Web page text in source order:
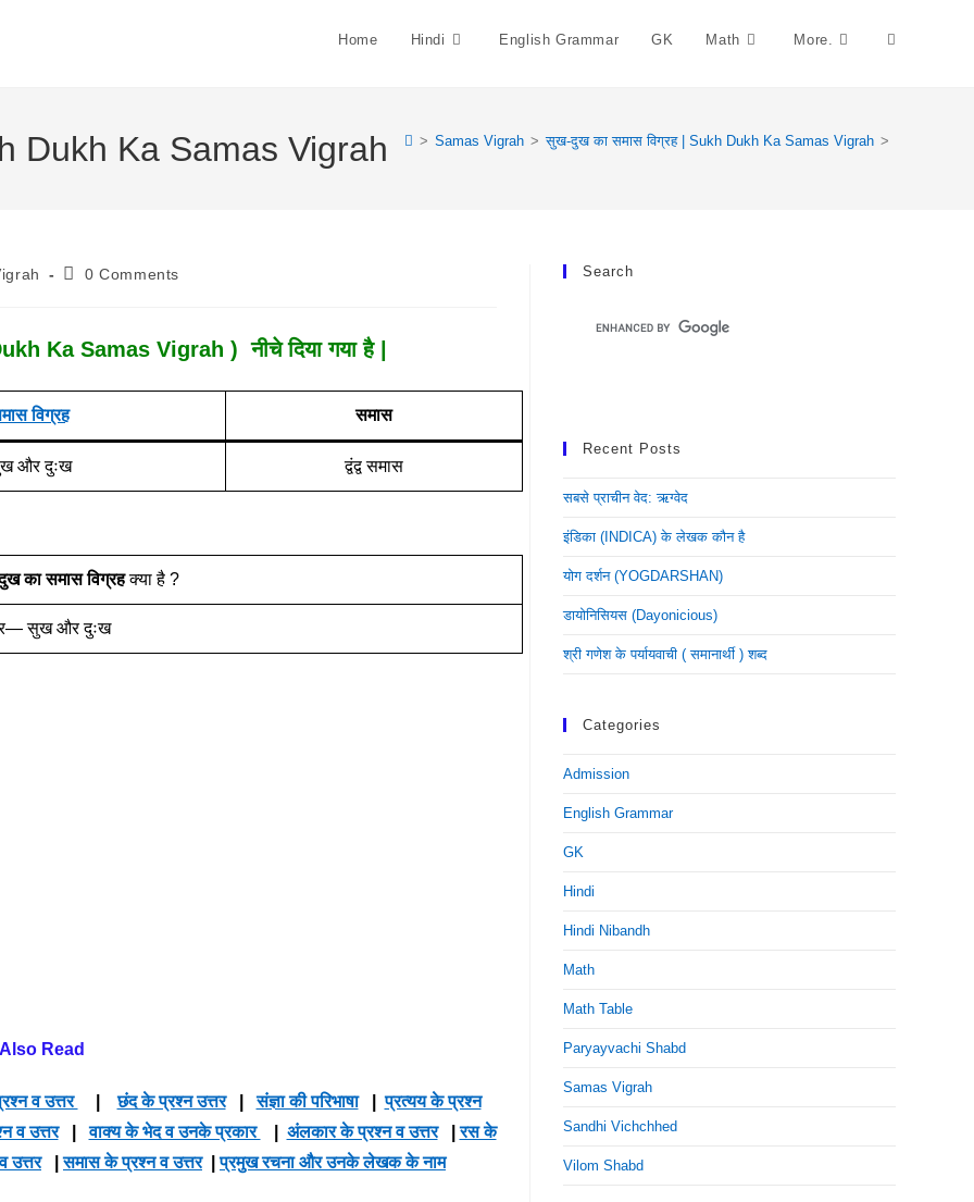
Home Hindi English Grammar GK Math More. Toggle
Dukh Ka Samas Vigrah > Samas Vigrah > सुख-दुख का समास विग्रह | Sukh Dukh Ka Samas Vigrah >
Post0 Comments
Ka Samas Vigrah ) नीचे दिया गया है |
विग्रह समास
और दुःख द्वंद्व समास
का समास विग्रहक्या है ?
सुख और दुःख
Also Read
व उत्तर |छंद के प्रश्न उत्तर|संज्ञा की परिभाषा|प्रत्यय के प्रश्न
व उत्तर|वाक्य के भेद व उनके प्रकार अंलकार के प्रश्न व उत्तर|रस के
उत्तर|समास के प्रश्न व उत्तर|प्रमुख रचना और उनके लेखक के नाम
Search
Recent Posts
सबसे प्राचीन वेद: ऋग्वेद
इंडिका (INDICA) के लेखक कौन है
योग दर्शन (YOGDARSHAN)
डायोनिसियस (dayonicious)
श्री गणेश के पर्यायवाची ( समानार्थी ) शब्द
Categories
Admission
English Grammar
GK
Hindi
Hindi Nibandh
Math
Math Table
Paryayvachi Shabd
Samas Vigrah
Sandhi Vichchhed
Vilom Shabd